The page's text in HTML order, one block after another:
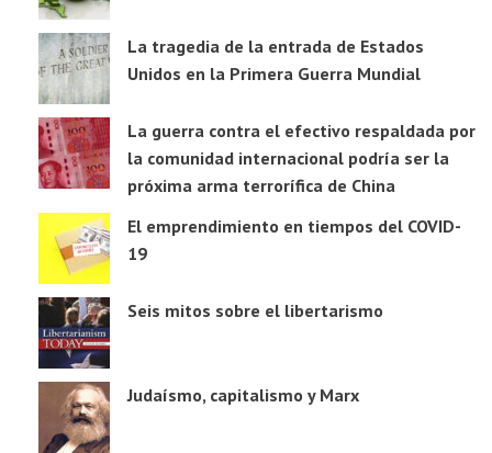
La tragedia de la entrada de Estados
Unidos en la Primera Guerra Mundial
La guerra contra el efectivo respaldada por
la comunidad internacional podría ser la
próxima arma terrorífica de China
El emprendimiento en tiempos del COVID-
19
Seis mitos sobre el libertarismo
Judaísmo, capitalismo y Marx